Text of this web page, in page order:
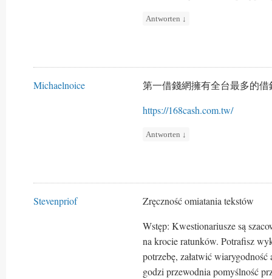
Antworten ↓
Michaelnoice
第一借錢網擁有全台最多的借
https://168cash.com.tw/
Antworten ↓
Stevenpriof
Zręczność omiatania tekstów
Wstęp: Kwestionariusze są
na krocie ratunków. Potrafisz
potrzebę, załatwić
godzi przewodnia pomyślność